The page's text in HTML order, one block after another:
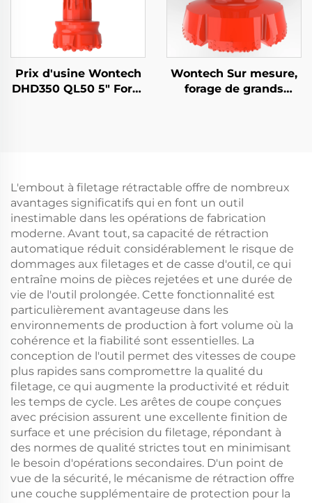
Prix d'usine Wontech
DHD350 QL50 5" Foret
Wontech Sur mesure,
forage de grands
L'embout à filetage rétractable offre de nombreux
avantages significatifs qui en font un outil
inestimable dans les opérations de fabrication
moderne. Avant tout, sa capacité de rétraction
automatique réduit considérablement le risque de
dommages aux filetages et de casse d'outil, ce qui
entraîne moins de pièces rejetées et une durée de
vie de l'outil prolongée. Cette fonctionnalité est
particulièrement avantageuse dans les
environnements de production à fort volume où la
cohérence et la fiabilité sont essentielles. La
conception de l'outil permet des vitesses de coupe
plus rapides sans compromettre la qualité du
filetage, ce qui augmente la productivité et réduit
les temps de cycle. Les arêtes de coupe conçues
avec précision assurent une excellente finition de
surface et une précision du filetage, répondant à
des normes de qualité strictes tout en minimisant
le besoin d'opérations secondaires. D'un point de
vue de la sécurité, le mécanisme de rétraction offre
une couche supplémentaire de protection pour la